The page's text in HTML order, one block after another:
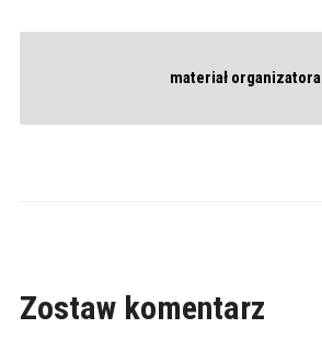
materiał organizatora
Zostaw komentarz